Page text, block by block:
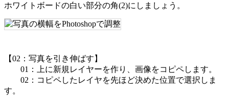
ホワイトボードの白い部分の角(2)にしましょう。
【02：写真を引き伸ばす】
01：上に新規レイヤーを作り、画像をコピペします。
02：コピペしたレイヤを先ほど決めた位置で選択しま
す。